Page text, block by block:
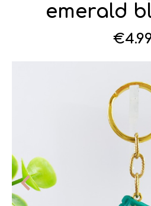
emerald
€